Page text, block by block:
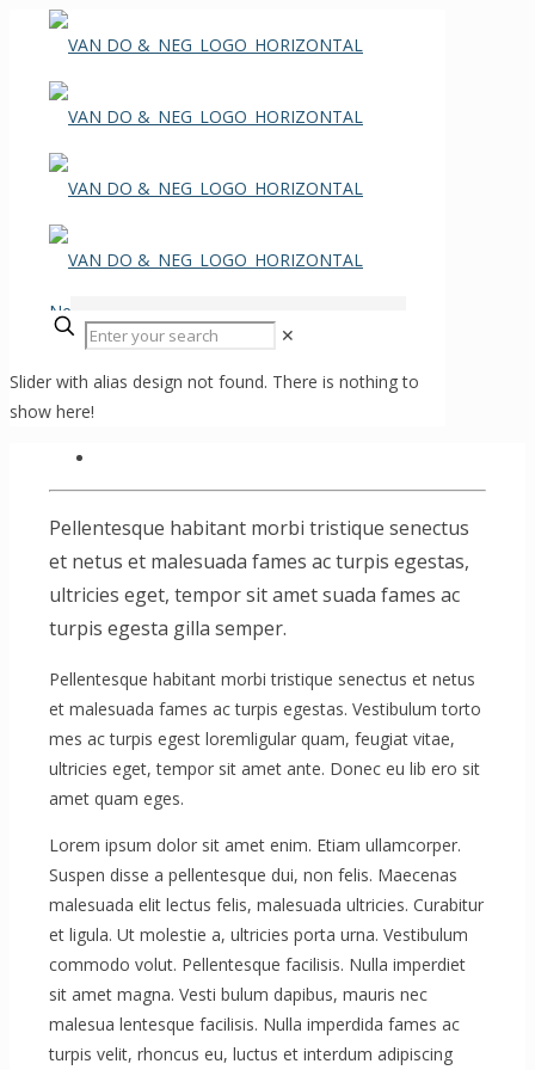
✕
Slider with alias design not found. There is nothing to
show here!
Pellentesque habitant morbi tristique senectus
et netus et malesuada fames ac turpis egestas,
ultricies eget, tempor sit amet suada fames ac
turpis egesta gilla semper.
Pellentesque habitant morbi tristique senectus et netus
et malesuada fames ac turpis egestas. Vestibulum torto
mes ac turpis egest loremligular quam, feugiat vitae,
ultricies eget, tempor sit amet ante. Donec eu lib ero sit
amet quam eges.
Lorem ipsum dolor sit amet enim. Etiam ullamcorper.
Suspen disse a pellentesque dui, non felis. Maecenas
malesuada elit lectus felis, malesuada ultricies. Curabitur
et ligula. Ut molestie a, ultricies porta urna. Vestibulum
commodo volut. Pellentesque facilisis. Nulla imperdiet
sit amet magna. Vesti bulum dapibus, mauris nec
malesua lentesque facilisis. Nulla imperdida fames ac
turpis velit, rhoncus eu, luctus et interdum adipiscing